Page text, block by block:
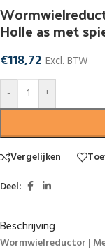
Holle as met
€118,72 Excl. BTW
-
+
Vergelijken
Deel:
Beschrijving
Wormwielreductor |